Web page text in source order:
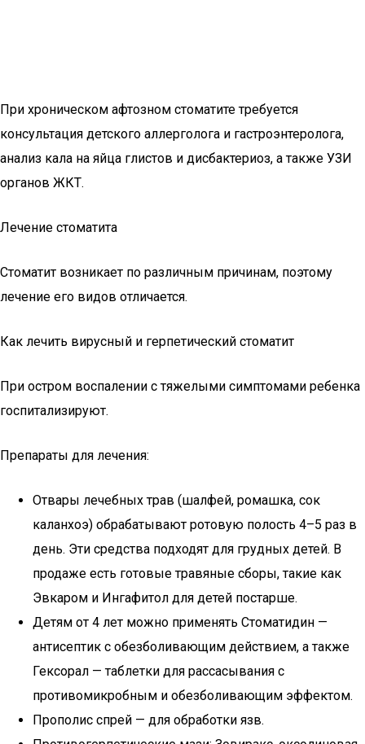
При хроническом афтозном стоматите требуется
консультация детского аллерголога и гастроэнтеролога,
анализ кала на яйца глистов и дисбактериоз, а также УЗИ
органов ЖКТ.
Лечение стоматита
Стоматит возникает по различным причинам, поэтому
лечение его видов отличается.
Как лечить вирусный и герпетический стоматит
При остром воспалении с тяжелыми симптомами ребенка
госпитализируют.
Препараты для лечения:
Отвары лечебных трав (шалфей, ромашка, сок
каланхоэ) обрабатывают ротовую полость 4–5 раз в
день. Эти средства подходят для грудных детей. В
продаже есть готовые травяные сборы, такие как
Эвкаром и Ингафитол для детей постарше.
Детям от 4 лет можно применять Стоматидин —
антисептик с обезболивающим действием, а также
Гексорал — таблетки для рассасывания с
противомикробным и обезболивающим эффектом.
Прополис спрей — для обработки язв.